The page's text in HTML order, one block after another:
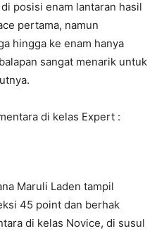
posisi enam lantaran hasil
pertama, namun
hingga ke enam hanya
sangat menarik untuk
di kelas Expert :
Maruli Laden tampil
45 point dan berhak
di kelas Novice, di susul